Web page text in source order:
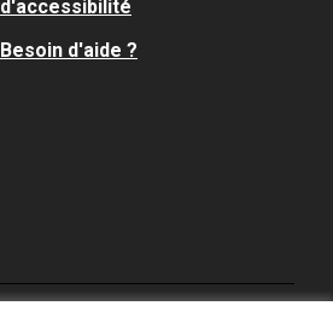
d'accessibilité
Besoin d'aide ?